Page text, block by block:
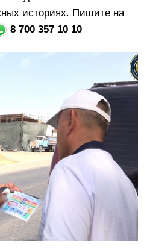
и
г
историях. Пишите на
8 700 357 10 10